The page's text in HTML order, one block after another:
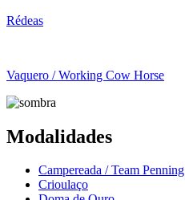
Rédeas
Vaquero / Working Cow Horse
Modalidades
Campereada / Team Penning
Crioulaço